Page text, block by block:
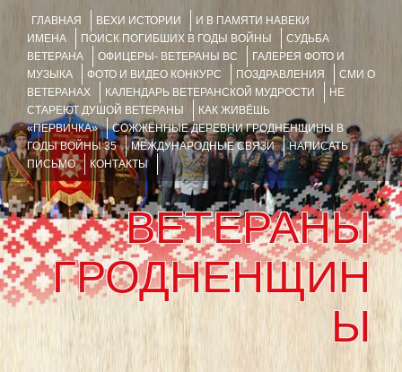
ГЛАВНАЯ ВЕХИ ИСТОРИИ
И В ПАМЯТИ НАВЕКИ
ИМЕНА
ПОИСК ПОГИБШИХ В ГОДЫ ВОЙНЫ
СУДЬБА
ВЕТЕРАНА
ОФИЦЕРЫ- ВЕТЕРАНЫ ВС
ГАЛЕРЕЯ ФОТО И
МУЗЫКА
ФОТО И ВИДЕО КОНКУРС ПОЗДРАВЛЕНИЯ
СМИ О
ВЕТЕРАНАХ
КАЛЕНДАРЬ ВЕТЕРАНСКОЙ МУДРОСТИ
НЕ
СТАРЕЮТ ДУШОЙ ВЕТЕРАНЫ
КАК ЖИВЁШЬ
«ПЕРВИЧКА»
СОЖЖЁННЫЕ ДЕРЕВНИ ГРОДНЕНЩИНЫ В
ГОДЫ ВОЙНЫ 35
МЕЖДУНАРОДНЫЕ СВЯЗИ
НАПИСАТЬ
ПИСЬМО
КОНТАКТЫ
ВЕТЕРАНЫ
ГРОДНЕНЩИН
Ы